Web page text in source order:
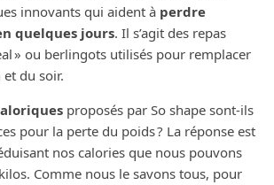
innovants qui aident à perdre
quelques jours. Il s’agit des repas
» ou berlingots utilisés pour remplacer
du soir.
proposés par So shape sont-ils
pour la perte du poids ? La réponse est
nos calories que nous pouvons
Comme nous le savons tous, pour